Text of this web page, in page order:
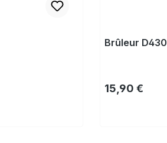
Brûleur D430
Prix régulier :
15,90 €